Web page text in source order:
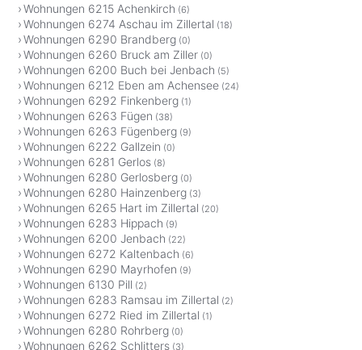
Wohnungen 6215 Achenkirch (6)
Wohnungen 6274 Aschau im Zillertal (18)
Wohnungen 6290 Brandberg (0)
Wohnungen 6260 Bruck am Ziller (0)
Wohnungen 6200 Buch bei Jenbach (5)
Wohnungen 6212 Eben am Achensee (24)
Wohnungen 6292 Finkenberg (1)
Wohnungen 6263 Fügen (38)
Wohnungen 6263 Fügenberg (9)
Wohnungen 6222 Gallzein (0)
Wohnungen 6281 Gerlos (8)
Wohnungen 6280 Gerlosberg (0)
Wohnungen 6280 Hainzenberg (3)
Wohnungen 6265 Hart im Zillertal (20)
Wohnungen 6283 Hippach (9)
Wohnungen 6200 Jenbach (22)
Wohnungen 6272 Kaltenbach (6)
Wohnungen 6290 Mayrhofen (9)
Wohnungen 6130 Pill (2)
Wohnungen 6283 Ramsau im Zillertal (2)
Wohnungen 6272 Ried im Zillertal (1)
Wohnungen 6280 Rohrberg (0)
Wohnungen 6262 Schlitters (3)